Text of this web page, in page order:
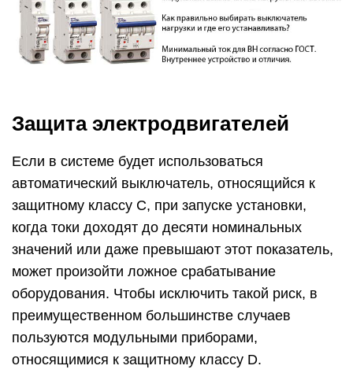
Защита электродвигателей
Если в системе будет использоваться
автоматический выключатель, относящийся к
защитному классу С, при запуске установки,
когда токи доходят до десяти номинальных
значений или даже превышают этот показатель,
может произойти ложное срабатывание
оборудования. Чтобы исключить такой риск, в
преимущественном большинстве случаев
пользуются модульными приборами,
относящимися к защитному классу D.